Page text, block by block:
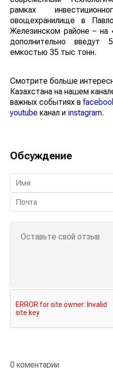
рамках
овощехранилище в
Железинском районе –
дополнительно
емкостью 35 тыс тонн.
Смотрите больше
Казахстана на нашем
важных событиях в
youtube канал и instagram.
Обсуждение
0 коментарии